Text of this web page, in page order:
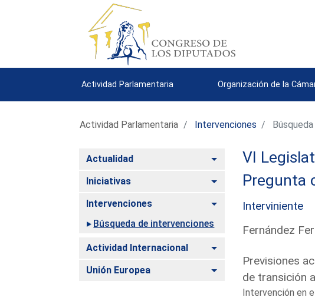
Actividad Parlamentaria Organización de la
Actividad Parlamentaria Intervenciones
Actualidad Alternar
Iniciativas Alternar
Intervenciones
Alternar
Búsqueda de intervenciones
Actividad Internacional Alternar
Unión Europea Alternar
VI
Pregunta
Interviniente
Fernández
Previsiones
de transición
Intervención en